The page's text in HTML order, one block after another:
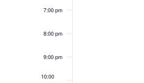
7:00 pm
8:00 pm
9:00 pm
10:00